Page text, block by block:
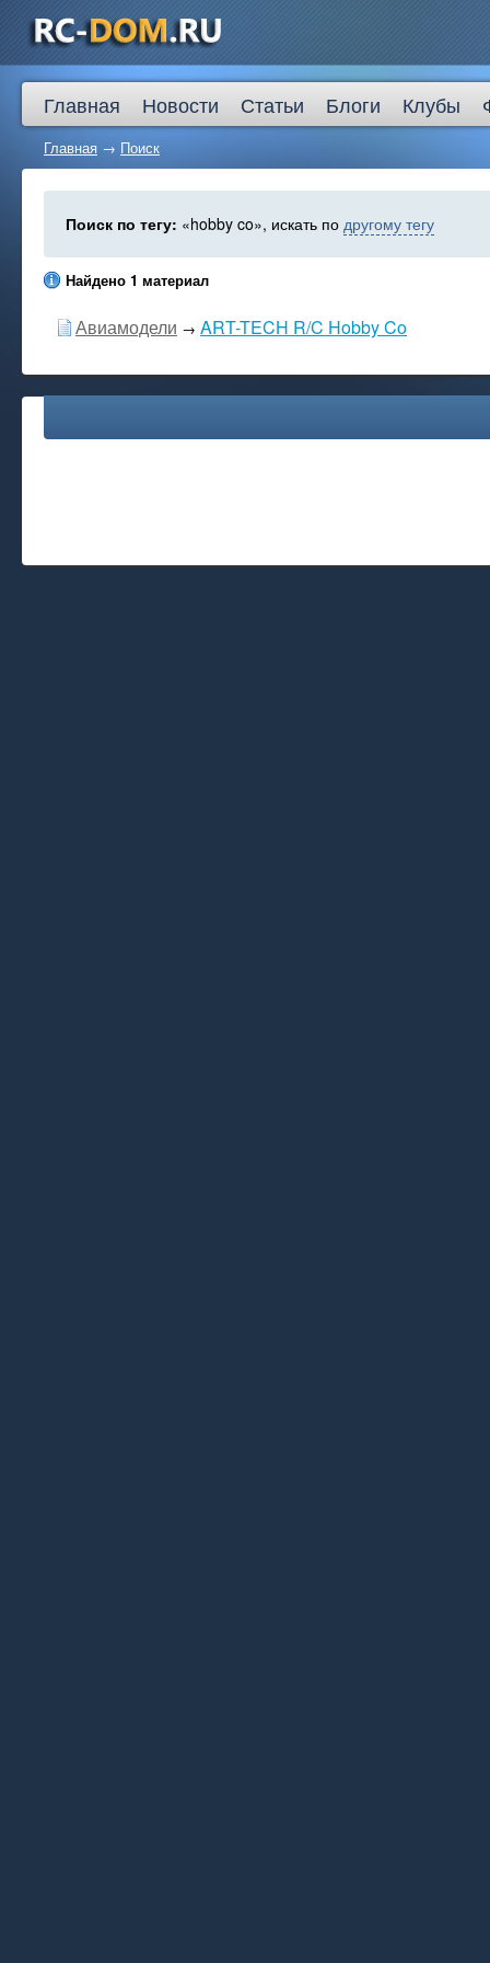
Главная Новости Статьи Блоги Клубы
Главная → Поиск
Поиск по тегу: «hobby co», искать по другому тегу
Найдено 1 материал
Авиамодели → ART-TECH R/C Hobby Co